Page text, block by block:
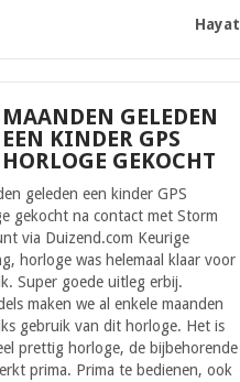
Hayat
MAANDEN GELEDEN
EEN KINDER GPS
HORLOGE GEKOCHT
geleden een kinder GPS
gekocht na contact met Storm
via Duizend.com Keurige
horloge was helemaal klaar voor
Super goede uitleg erbij.
maken we al enkele maanden
gebruik van dit horloge. Het is
prettig horloge, de bijbehorende
prima. Prima te bedienen, ook